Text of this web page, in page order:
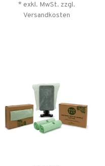
* exkl. MwSt. zzgl.
Versandkosten